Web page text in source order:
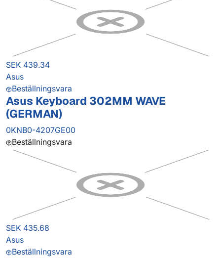
SEK 439.34
Asus
Beställningsvara
Asus Keyboard 302MM WAVE
(GERMAN)
0KNB0-4207GE00
Beställningsvara
SEK 435.68
Asus
Beställningsvara